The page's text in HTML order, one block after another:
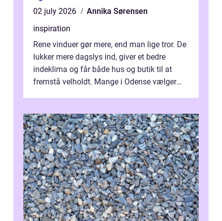
02 july 2026
Annika Sørensen
inspiration
Rene vinduer gør mere, end man lige tror. De
lukker mere dagslys ind, giver et bedre
indeklima og får både hus og butik til at
fremstå velholdt. Mange i Odense vælger